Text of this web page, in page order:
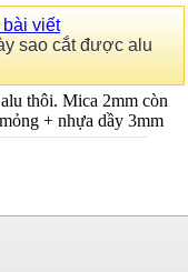
sao cắt được alu
thôi. Mica 2mm còn
+ nhựa dầy 3mm